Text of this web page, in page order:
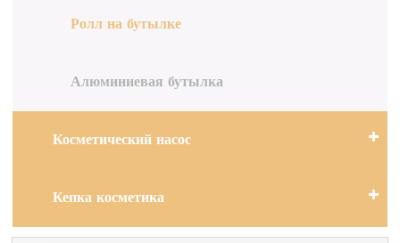
Ролл на бутылке
Алюминиевая бутылка
Косметический насос
Кепка косметика